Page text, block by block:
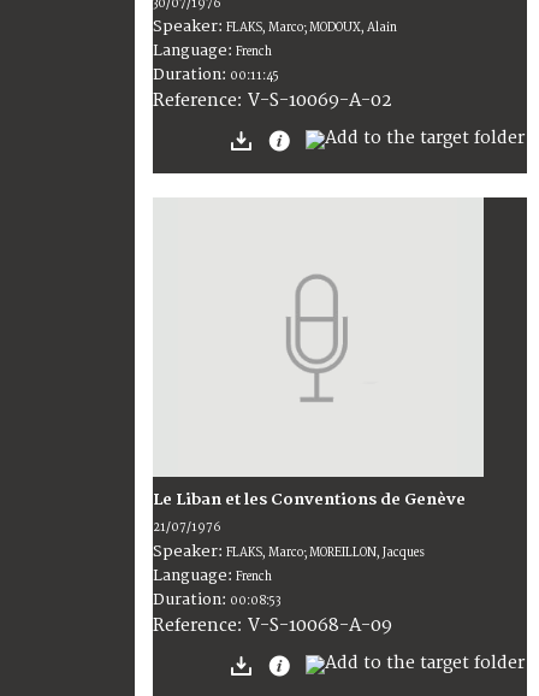
30/07/1976
Speaker: FLAKS, Marco; MODOUX, Alain
Language: French
Duration: 00:11:45
Reference: V-S-10069-A-02
Le Liban et les Conventions de Genève
21/07/1976
Speaker: FLAKS, Marco; MOREILLON, Jacques
Language: French
Duration: 00:08:53
Reference: V-S-10068-A-09